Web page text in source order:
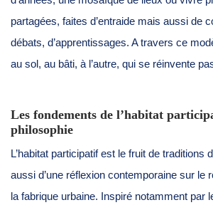
partagées, faites d’entraide mais aussi de
débats, d’apprentissages. A travers ce
au sol, au bâti, à l’autre, qui se réinvente
Les fondements de l’habitat
philosophie
L’habitat participatif est le fruit de traditions
aussi d’une réflexion contemporaine sur le
la fabrique urbaine. Inspiré notamment par